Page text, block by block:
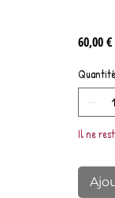
60,00 €
Quantité
Il ne